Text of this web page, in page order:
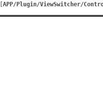
APP/Plugin/ViewSwitcher/